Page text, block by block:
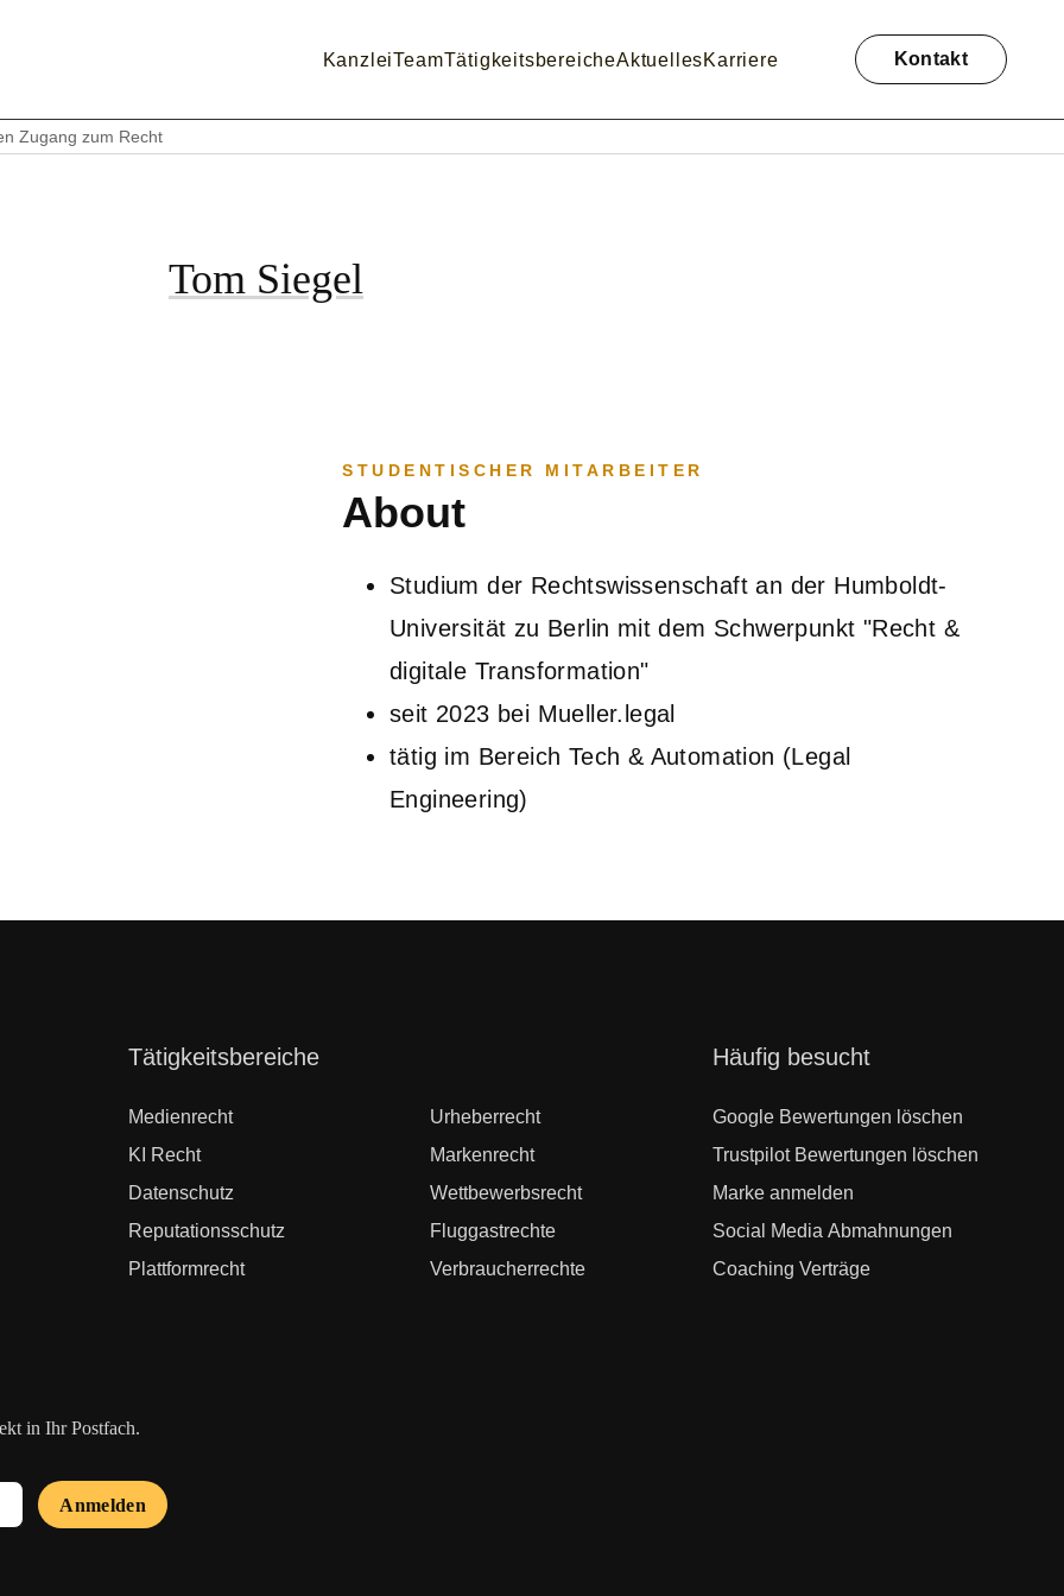
überspringen
KanzleiTeamTätigkeitsbereicheAktuellesKarriere Kontakt
Zugang zum Recht
Tom Siegel
STUDENTISCHER MITARBEITER
About
Studium der Rechtswissenschaft an der Humboldt-
Universität zu Berlin mit dem Schwerpunkt "Recht &
digitale Transformation"
seit 2023 bei Mueller.legal
tätig im Bereich Tech & Automation (Legal
Engineering)
Navigation
Tätigkeitsbereiche
Medienrecht
KI Recht
Datenschutz
Reputationsschutz
Plattformrecht
Urheberrecht
Markenrecht
Wettbewerbsrecht
Fluggastrechte
Verbraucherrechte
Navigation
Häufig besucht
Google Bewertungen löschen
Trustpilot Bewertungen löschen
Marke anmelden
Social Media Abmahnungen
Coaching Verträge
in Ihr Postfach.
Anmelden